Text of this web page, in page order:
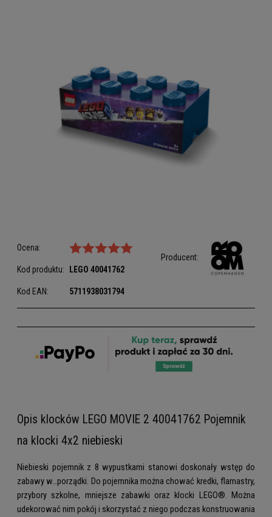
Ocena:
Kod produktu: LEGO 40041762
Kod EAN: 5711938031794
Producent:
Opis klocków LEGO MOVIE 2 40041762 Pojemnik
na klocki 4x2 niebieski
Niebieski pojemnik z 8 wypustkami stanowi doskonały wstęp do
zabawy w…porządki. Do pojemnika można chować kredki, flamastry,
przybory szkolne, mniejsze zabawki oraz klocki LEGO®. Można
udekorować nim pokój i skorzystać z niego podczas konstruowania